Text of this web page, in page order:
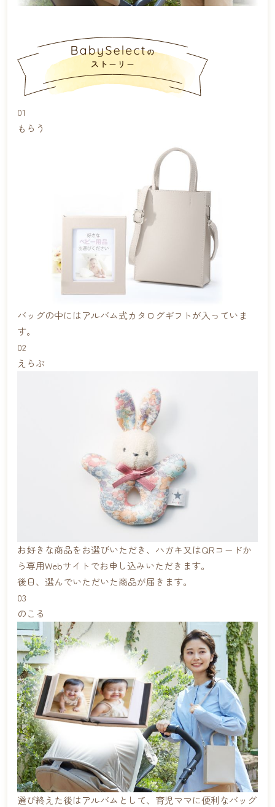
01
もらう
バッグの中にはアルバム式カタログギフトが入っていま
す。
02
えらぶ
お好きな商品をお選びいただき、ハガキ又はQRコードか
ら専用Webサイトでお申し込みいただきます。
後日、選んでいただいた商品が届きます。
03
のこる
選び終えた後はアルバムとして、育児ママに便利なバッグ